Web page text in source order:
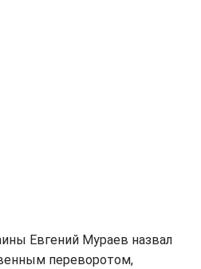
Евгений Мураев назвал
переворотом,